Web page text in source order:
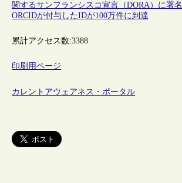
関するサンフランシスコ宣言（DORA）に署名
ORCIDが付与したIDが100万件に到達
累計アクセス数:3388
印刷用ページ
カレントアウェアネス・ポータル